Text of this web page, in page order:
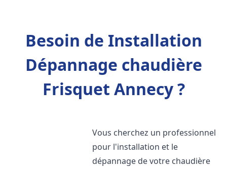
Besoin de Installation
Dépannage chaudière
Frisquet Annecy ?
Vous cherchez un professionnel
pour l'installation et le
dépannage de votre chaudière